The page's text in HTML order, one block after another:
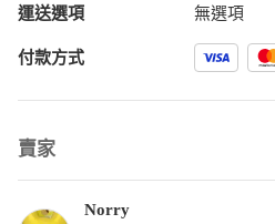
運送選項 無選項
付款方式
賣家
Norry